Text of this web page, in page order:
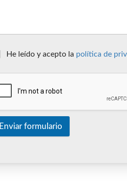
He leído y acepto la política de
Enviar formulario